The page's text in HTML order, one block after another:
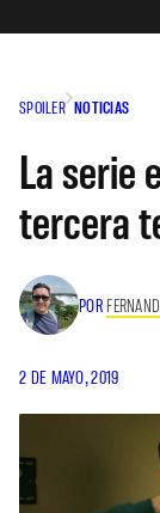
SPOILER NOTICIAS
La serie
tercera
POR
2 DE MAYO, 2019